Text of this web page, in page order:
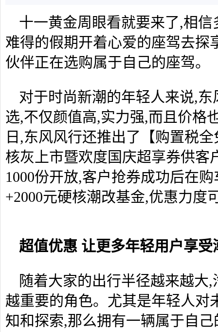
十一黄金周眼看就要来了,相
难得的假期开着心爱的座驾去探
伙伴正在选购属于自己的座驾。
对于时尚新潮的年轻人来说,
选,不仅颜值高,实力强,而且价格
日,东风风行还推出了【购置税
核灰上市暨欢度国庆超享券供客
1000份开放,客户抢券成功后在
+2000元硬核潮改基金,优惠力度
超值优惠 让更多年轻用户享
随着大家的出行半径越来越大
越重要的角色。尤其是年轻人对
知和探索,那么拥有一辆属于自